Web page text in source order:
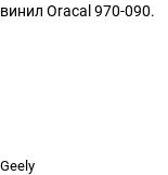
винил Oracal 970-090.
Geely